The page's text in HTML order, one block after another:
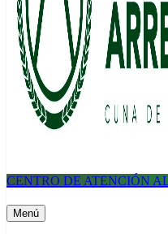
CENTRO DE ATENCIÓN
Menú